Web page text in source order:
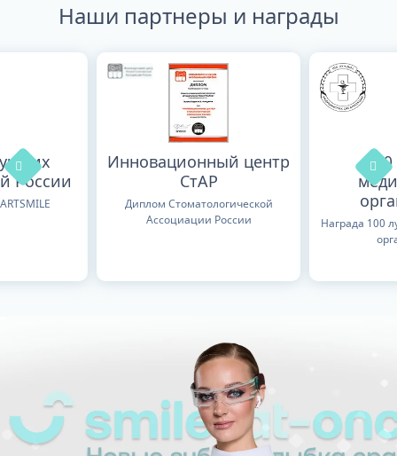
Наши партнеры и награды
России
Инновационный центр
СтАР
Диплом Стоматологической
Ассоциации России
Награда 100